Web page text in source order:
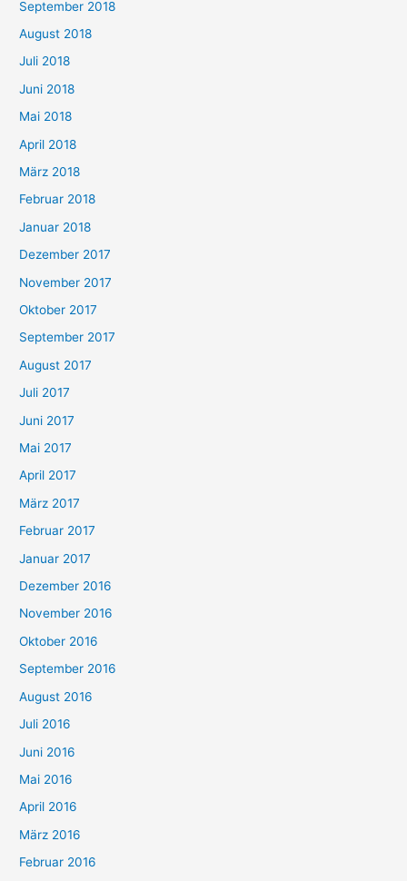
September 2018
August 2018
Juli 2018
Juni 2018
Mai 2018
April 2018
März 2018
Februar 2018
Januar 2018
Dezember 2017
November 2017
Oktober 2017
September 2017
August 2017
Juli 2017
Juni 2017
Mai 2017
April 2017
März 2017
Februar 2017
Januar 2017
Dezember 2016
November 2016
Oktober 2016
September 2016
August 2016
Juli 2016
Juni 2016
Mai 2016
April 2016
März 2016
Februar 2016